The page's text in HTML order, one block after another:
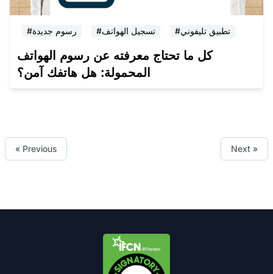
#رسوم جديدة #تسجيل الهواتف #تطبيق تليفوني
كل ما تحتاج معرفته عن رسوم الهواتف
المحمولة: هل هاتفك آمن؟
« Previous Next »